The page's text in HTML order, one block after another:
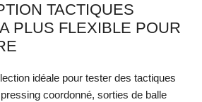
TACTIQUES
PLUS FLEXIBLE POUR
idéale pour tester des tactiques
coordonné, sorties de balle